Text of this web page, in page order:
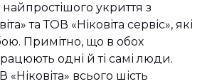
укриття з
та ТОВ «Ніковіта сервіс», які
Примітно, що в обох
одні й ті самі люди.
всього шість